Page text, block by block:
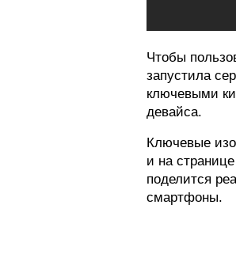
Чтобы
запустила
ключевыми
девайса.
Ключевые
и на
поделится
смартфоны.